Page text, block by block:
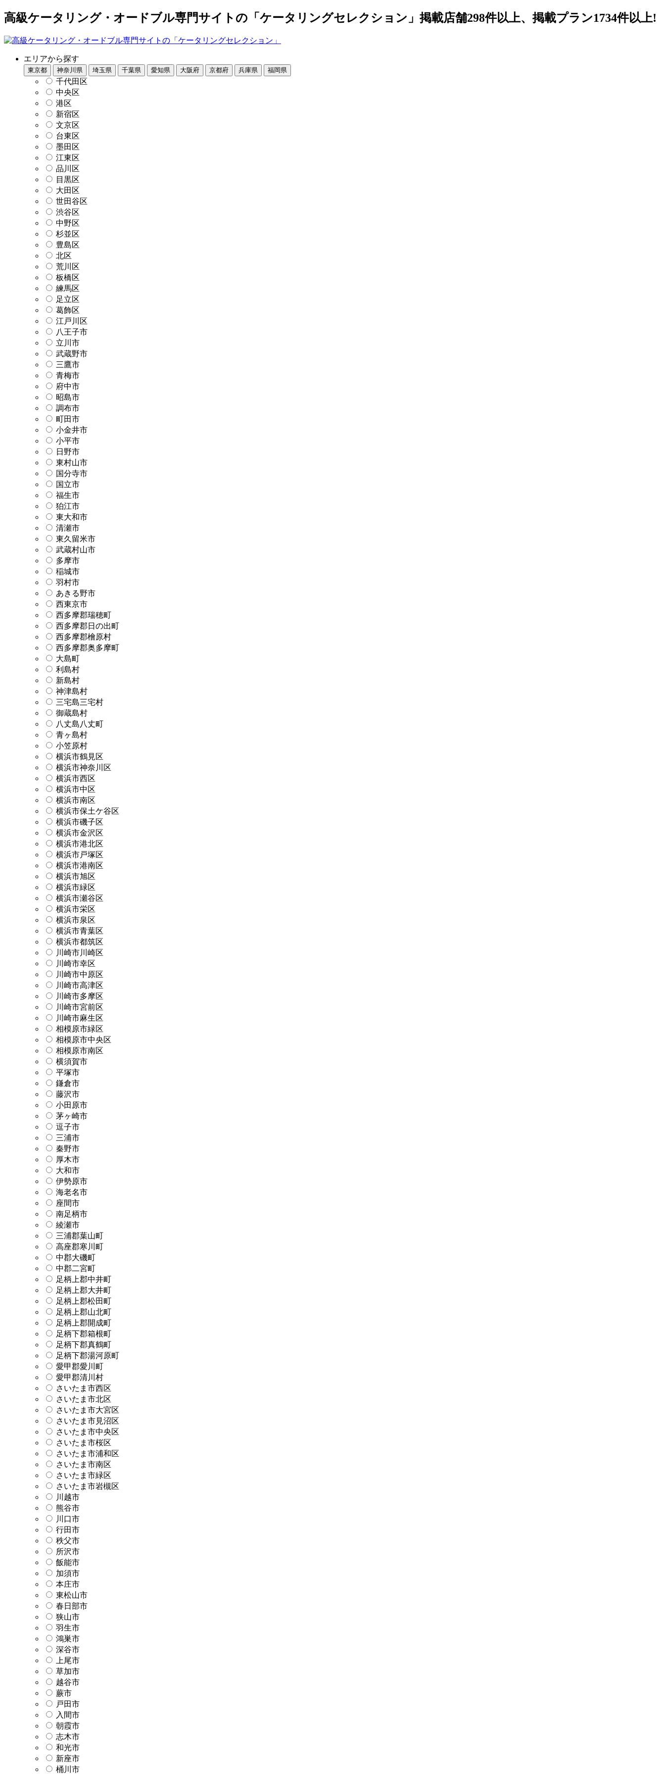
高級ケータリング・オードブル専門サイトの「ケータリングセレクション」掲載店舗298件以上、掲載プラン1734件以上!
エリアから探す
東京都 神奈川県 埼玉県 千葉県 愛知県 大阪府 京都府 兵庫県 福岡県
千代田区
中央区
港区
新宿区
文京区
台東区
墨田区
江東区
品川区
目黒区
大田区
世田谷区
渋谷区
中野区
杉並区
豊島区
北区
荒川区
板橋区
練馬区
足立区
葛飾区
江戸川区
八王子市
立川市
武蔵野市
三鷹市
青梅市
府中市
昭島市
調布市
町田市
小金井市
小平市
日野市
東村山市
国分寺市
国立市
福生市
狛江市
東大和市
清瀬市
東久留米市
武蔵村山市
多摩市
稲城市
羽村市
あきる野市
西東京市
西多摩郡瑞穂町
西多摩郡日の出町
西多摩郡檜原村
西多摩郡奥多摩町
大島町
利島村
新島村
神津島村
三宅島三宅村
御蔵島村
八丈島八丈町
青ヶ島村
小笠原村
横浜市鶴見区
横浜市神奈川区
横浜市西区
横浜市中区
横浜市南区
横浜市保土ケ谷区
横浜市磯子区
横浜市金沢区
横浜市港北区
横浜市戸塚区
横浜市港南区
横浜市旭区
横浜市緑区
横浜市瀬谷区
横浜市栄区
横浜市泉区
横浜市青葉区
横浜市都筑区
川崎市川崎区
川崎市幸区
川崎市中原区
川崎市高津区
川崎市多摩区
川崎市宮前区
川崎市麻生区
相模原市緑区
相模原市中央区
相模原市南区
横須賀市
平塚市
鎌倉市
藤沢市
小田原市
茅ヶ崎市
逗子市
三浦市
秦野市
厚木市
大和市
伊勢原市
海老名市
座間市
南足柄市
綾瀬市
三浦郡葉山町
高座郡寒川町
中郡大磯町
中郡二宮町
足柄上郡中井町
足柄上郡大井町
足柄上郡松田町
足柄上郡山北町
足柄上郡開成町
足柄下郡箱根町
足柄下郡真鶴町
足柄下郡湯河原町
愛甲郡愛川町
愛甲郡清川村
さいたま市西区
さいたま市北区
さいたま市大宮区
さいたま市見沼区
さいたま市中央区
さいたま市桜区
さいたま市浦和区
さいたま市南区
さいたま市緑区
さいたま市岩槻区
川越市
熊谷市
川口市
行田市
秩父市
所沢市
飯能市
加須市
本庄市
東松山市
春日部市
狭山市
羽生市
鴻巣市
深谷市
上尾市
草加市
越谷市
蕨市
戸田市
入間市
朝霞市
志木市
和光市
新座市
桶川市